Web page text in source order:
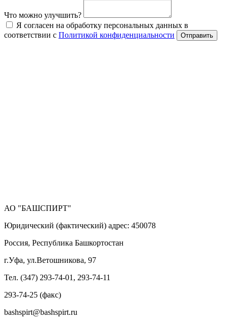
Что можно улучшить?
Я согласен на обработку персональных данных в
соответствии с Политикой конфиденциальности Отправить
АО "БАШСПИРТ"
Юридический (фактический) адрес: 450078
Россия, Республика Башкортостан
г.Уфа, ул.Ветошникова, 97
Тел. (347) 293-74-01, 293-74-11
293-74-25 (факс)
bashspirt@bashspirt.ru